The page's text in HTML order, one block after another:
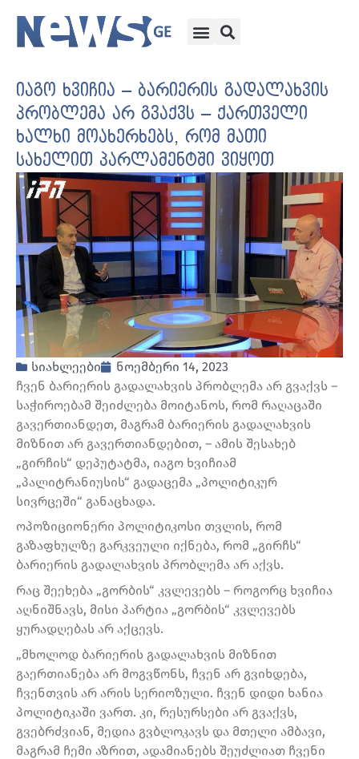
იაგო ხვიჩია – ბარიერის გადალახვის
პრობლემა არ გვაქვს – ქართველი
ხალხი მოახერხებს, რომ მათი
სახელით პარლამენტში ვიყოთ
სიახლეები
ნოემბერი 14, 2023
ჩვენ ბარიერის გადალახვის პრობლემა არ გვაქვს –
საჭიროებამ შეიძლება მოიტანოს, რომ რაღაცაში
გავერთიანდეთ, მაგრამ ბარიერის გადალახვის
მიზნით არ გავერთიანდებით, – ამის შესახებ
„გირჩის“ დეპუტატმა, იაგო ხვიჩიამ
„პალიტრანიუსის“ გადაცემა „პოლიტიკურ
სივრცეში“ განაცხადა.
ოპოზიციონერი პოლიტიკოსი თვლის, რომ
გაზაფხულზე გარკვეული იქნება, რომ „გირჩს“
ბარიერის გადალახვის პრობლემა არ აქვს.
რაც შეეხება „გორბის“ კვლევებს – როგორც ხვიჩია
აღნიშნავს, მისი პარტია „გორბის“ კვლევებს
ყურადღებას არ აქცევს.
„მხოლოდ ბარიერის გადალახვის მიზნით
გაერთიანება არ მოგვწონს, ჩვენ არ გვიხდება,
ჩვენთვის არ არის სერიოზული. ჩვენ დიდი ხანია
პოლიტიკაში ვართ. კი, რესურსები არ გვაქვს,
გვებრძვიან, მედია გვბლოკავს და მთელი ამბავი,
მაგრამ ჩემი აზრით, ადამიანებს შეუძლიათ ჩვენი